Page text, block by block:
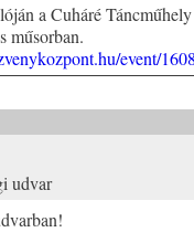
a Cuháré Táncműhely
műsorban.
event/
udvar